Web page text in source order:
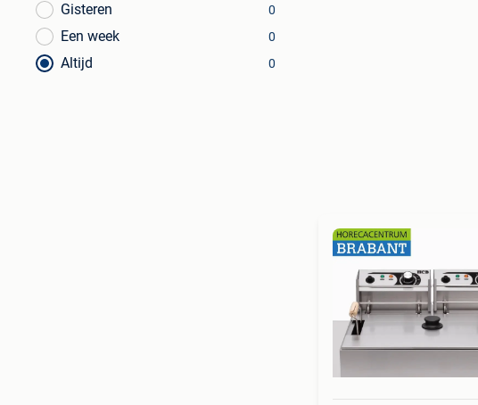
Gisteren 0
Een week 0
Altijd 0